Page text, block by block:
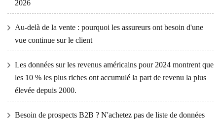
2026
Au-delà de la vente : pourquoi les assureurs ont besoin d'une
vue continue sur le client
Les données sur les revenus américains pour 2024 montrent que
les 10 % les plus riches ont accumulé la part de revenu la plus
élevée depuis 2000.
Besoin de prospects B2B ? N'achetez pas de liste de données